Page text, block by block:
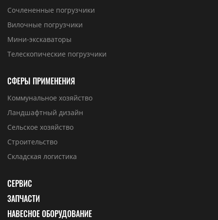
Сочлененные погрузчики
Вилочные погрузчики
Мини-экскаваторы
Телескопические погрузчики
СФЕРЫ ПРИМЕНЕНИЯ
Коммунальное хозяйство
Ландшафтный дизайн
Сельское хозяйство
Строительство
Складская логистика
СЕРВИС
ЗАПЧАСТИ
НАВЕСНОЕ ОБОРУДОВАНИЕ